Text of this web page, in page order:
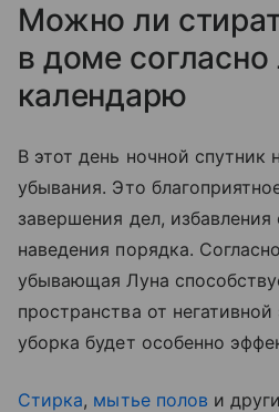
Можно ли
в доме
календарю
В этот день ночной спутник
убывания. Это
завершения дел,
наведения порядка.
убывающая Луна
пространства от
уборка будет особенно
Стирка, мытье полов и